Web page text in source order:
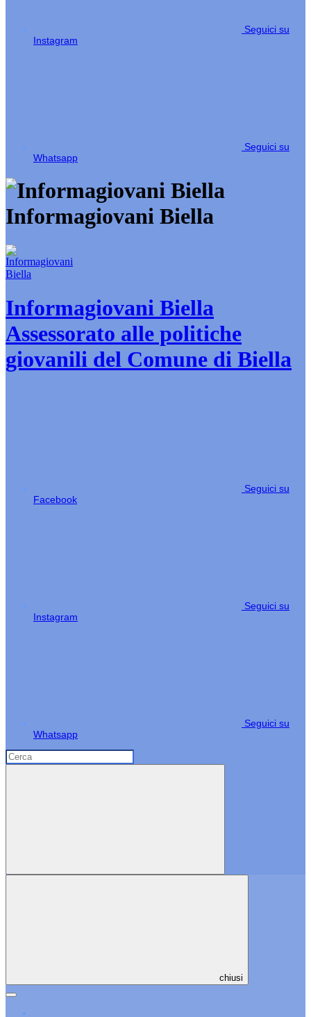
Seguici su
Instagram
Seguici su
Whatsapp
Informagiovani Biella
Informagiovani Biella
Assessorato alle politiche
giovanili del Comune di Biella
Seguici su
Facebook
Seguici su
Instagram
Seguici su
Whatsapp
chiusi